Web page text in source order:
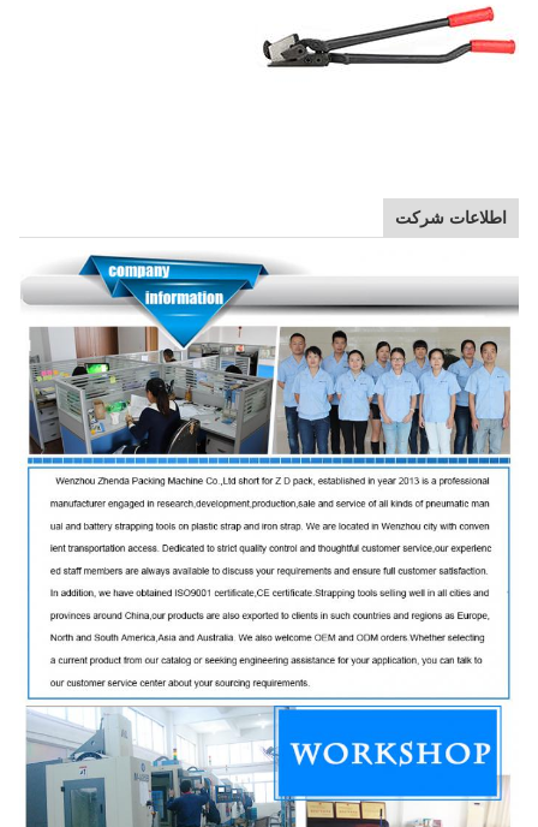
اطلاعات شرکت